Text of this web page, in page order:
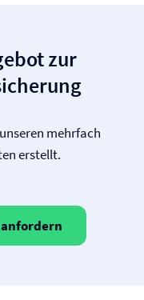
zur
mehrfach
erstellt.